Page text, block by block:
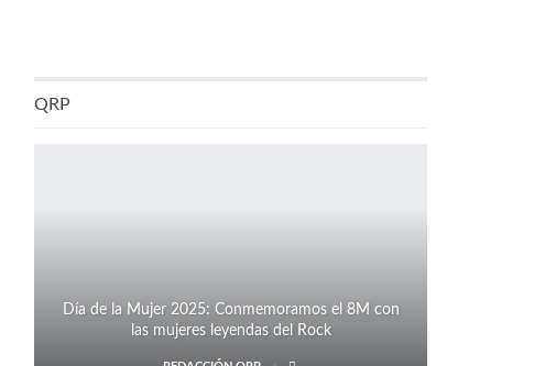
QRP
Día de la Mujer 2025: Conmemoramos el 8M con
las mujeres leyendas del Rock